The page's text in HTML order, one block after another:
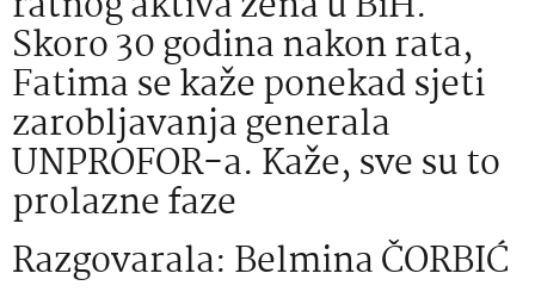
Skoro 30 godina nakon rata,
Fatima se kaže ponekad sjeti
zarobljavanja generala
UNPROFOR-a. Kaže, sve su to
prolazne faze
Razgovarala: Belmina ČORBIĆ